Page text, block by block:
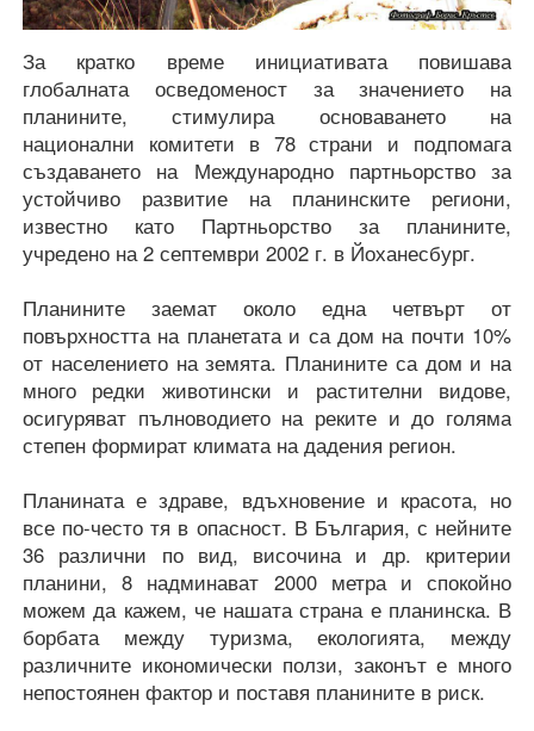
За кратко време инициативата повишава
глобалната осведоменост за значението на
планините, стимулира основаването на
национални комитети в 78 страни и подпомага
създаването на Международно партньорство за
устойчиво развитие на планинските региони,
известно като Партньорство за планините,
учредено на 2 септември 2002 г. в Йоханесбург.
Планините заемат около една четвърт от
повърхността на планетата и са дом на почти 10%
от населението на земята. Планините са дом и на
много редки животински и растителни видове,
осигуряват пълноводието на реките и до голяма
степен формират климата на дадения регион.
Планината е здраве, вдъхновение и красота, но
все по-често тя в опасност. В България, с нейните
36 различни по вид, височина и др. критерии
планини, 8 надминават 2000 метра и спокойно
можем да кажем, че нашата страна е планинска. В
борбата между туризма, екологията, между
различните икономически ползи, законът е много
непостоянен фактор и поставя планините в риск.